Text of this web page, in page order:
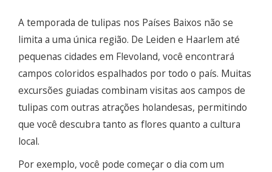
A temporada de tulipas nos Países Baixos não se
limita a uma única região. De Leiden e Haarlem até
pequenas cidades em Flevoland, você encontrará
campos coloridos espalhados por todo o país. Muitas
excursões guiadas combinam visitas aos campos de
tulipas com outras atrações holandesas, permitindo
que você descubra tanto as flores quanto a cultura
local.
Por exemplo, você pode começar o dia com um